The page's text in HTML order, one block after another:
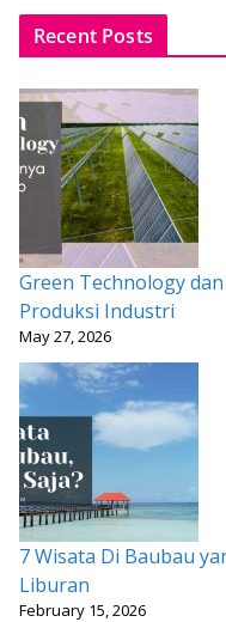
Recent Posts
Green Technology
Produksi Industri
May 27, 2026
7 Wisata Di Baubau
Liburan
February 15, 2026